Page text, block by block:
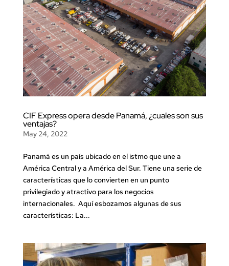
CIF Express opera desde Panamá, ¿cuales son sus
ventajas?
May 24, 2022
Panamá es un país ubicado en el istmo que une a
América Central y a América del Sur. Tiene una serie de
características que lo convierten en un punto
privilegiado y atractivo para los negocios
internacionales. Aquí esbozamos algunas de sus
características: La...